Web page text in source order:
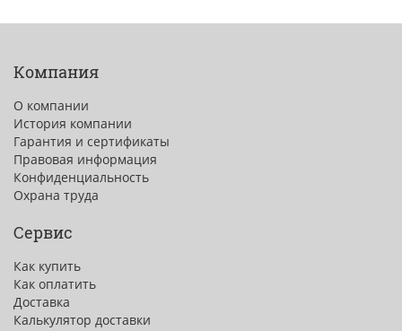
Компания
О компании
История компании
Гарантия и сертификаты
Правовая информация
Конфиденциальность
Охрана труда
Сервис
Как купить
Как оплатить
Доставка
Калькулятор доставки